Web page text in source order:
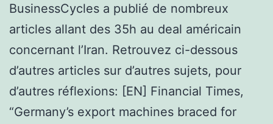
BusinessCycles a publié de nombreux
articles allant des 35h au deal américain
concernant l’Iran. Retrouvez ci-dessous
d’autres articles sur d’autres sujets, pour
d’autres réflexions: [EN] Financial Times,
“Germany’s export machines braced for